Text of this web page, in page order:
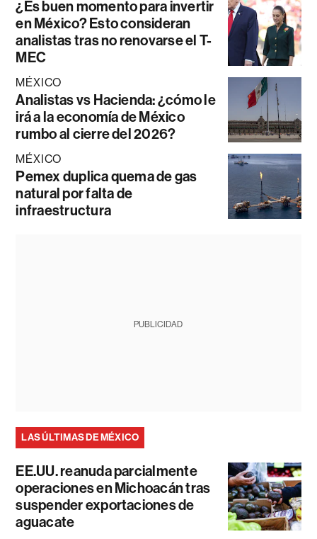
¿Es buen momento para invertir
en México? Esto consideran
analistas tras no renovarse el T-
MEC
MÉXICO
Analistas vs Hacienda: ¿cómo le
irá a la economía de México
rumbo al cierre del 2026?
MÉXICO
Pemex duplica quema de gas
natural por falta de
infraestructura
PUBLICIDAD
LAS ÚLTIMAS DE MÉXICO
EE.UU. reanuda parcialmente
operaciones en Michoacán tras
suspender exportaciones de
aguacate